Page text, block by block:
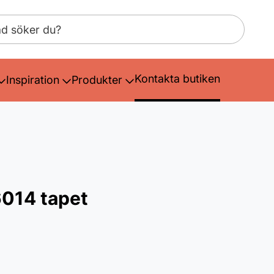
Inspiration Produkter Kontakta butiken
tapet